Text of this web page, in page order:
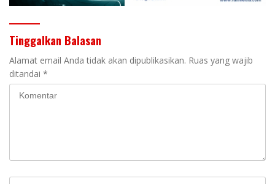
Tinggalkan Balasan
Alamat email Anda tidak akan dipublikasikan. Ruas yang wajib
ditandai *